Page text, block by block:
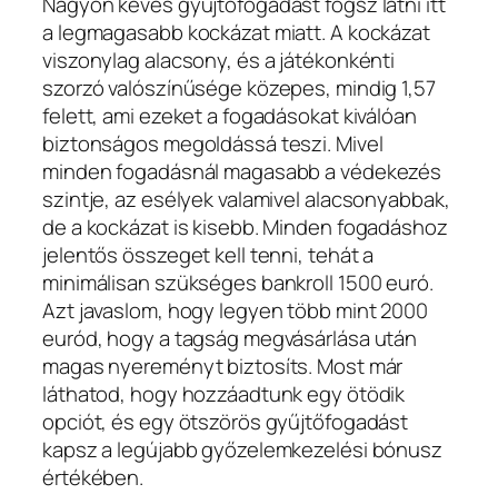
a legmagasabb kockázat miatt. A kockázat
viszonylag alacsony, és a játékonkénti
szorzó valószínűsége közepes, mindig 1,57
felett, ami ezeket a fogadásokat kiválóan
biztonságos megoldássá teszi. Mivel
minden fogadásnál magasabb a védekezés
szintje, az esélyek valamivel alacsonyabbak,
de a kockázat is kisebb. Minden fogadáshoz
jelentős összeget kell tenni, tehát a
minimálisan szükséges bankroll 1500 euró.
Azt javaslom, hogy legyen több mint 2000
euród, hogy a tagság megvásárlása után
magas nyereményt biztosíts. Most már
láthatod, hogy hozzáadtunk egy ötödik
opciót, és egy ötszörös gyűjtőfogadást
kapsz a legújabb győzelemkezelési bónusz
értékében.